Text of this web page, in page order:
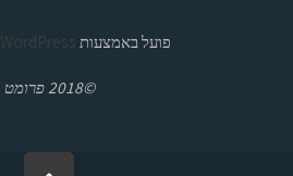
פועל באמצעות WordPress.
©2018 פרומט